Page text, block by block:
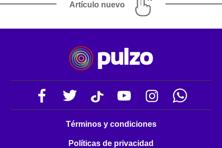
Artículo nuevo
Términos y condiciones
Políticas de privacidad